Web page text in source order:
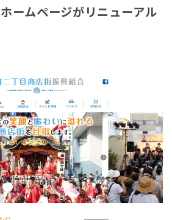
ームページがリニューアル